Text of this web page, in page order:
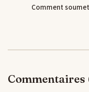
Comment
Commentaires